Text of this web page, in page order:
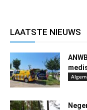
LAATSTE NIEUWS